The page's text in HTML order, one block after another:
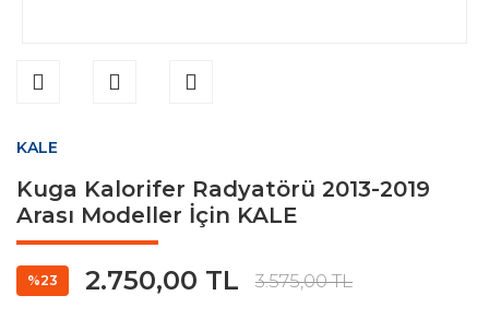
KALE
Kuga Kalorifer Radyatörü 2013-2019
Arası Modeller İçin KALE
%23 2.750,00 TL 3.575,00 TL